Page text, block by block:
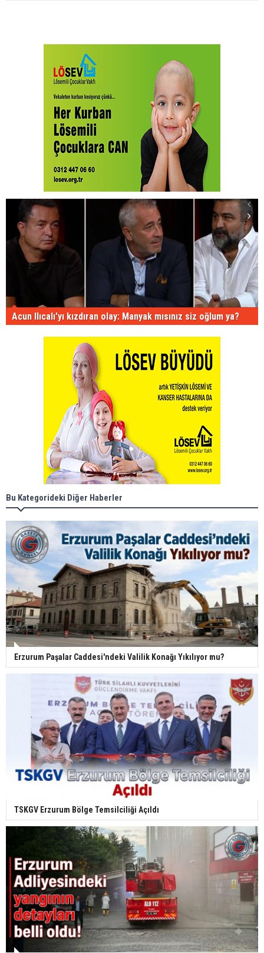
Acun Ilıcalı'yı kızdıran olay: Manyak mısınız siz oğlum ya?
Bu Kategorideki Diğer Haberler
Erzurum Paşalar Caddesi'ndeki Valilik Konağı Yıkılıyor mu?
TSKGV Erzurum Bölge Temsilciliği Açıldı